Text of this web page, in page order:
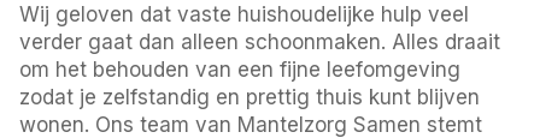
Wij geloven dat vaste huishoudelijke hulp veel
verder gaat dan alleen schoonmaken. Alles draait
om het behouden van een fijne leefomgeving
zodat je zelfstandig en prettig thuis kunt blijven
wonen. Ons team van Mantelzorg Samen stemt